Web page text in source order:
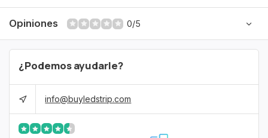
Opiniones 0/5
¿Podemos ayudarle?
info@buyledstrip.com